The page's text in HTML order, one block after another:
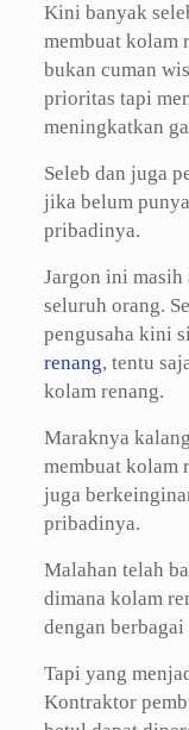
Kini banyak
membuat kolam
bukan cuman
prioritas tapi
meningkatkan
Seleb dan juga
jika belum
pribadinya.
Jargon ini masih
seluruh orang.
pengusaha kini
renang, tentu
kolam renang.
Maraknya
membuat kolam
juga
pribadinya.
Malahan telah
dimana kolam
dengan
Tapi yang
Kontraktor